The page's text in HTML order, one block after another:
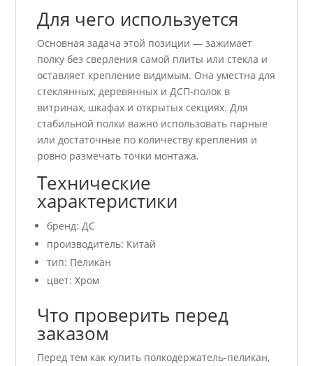
Для чего используется
Основная задача этой позиции — зажимает
полку без сверления самой плиты или стекла и
оставляет крепление видимым. Она уместна для
стеклянных, деревянных и ДСП-полок в
витринах, шкафах и открытых секциях. Для
стабильной полки важно использовать парные
или достаточные по количеству крепления и
ровно размечать точки монтажа.
Технические
характеристики
бренд: ДС
производитель: Китай
тип: Пеликан
цвет: Хром
Что проверить перед
заказом
Перед тем как купить полкодержатель-пеликан,